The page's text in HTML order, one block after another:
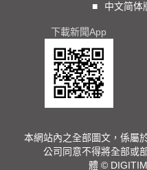
■
中文简体
下載新聞App
本網站內之全部圖文，係屬
公司同意不得將全部或
體 ©